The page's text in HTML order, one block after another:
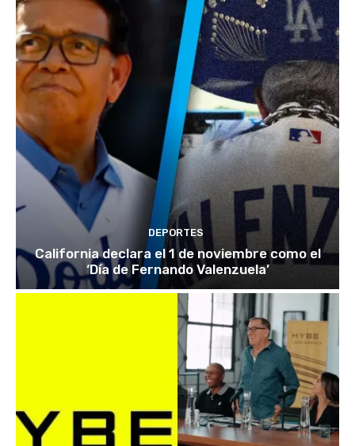
DEPORTES
California declara el 1 de noviembre como el
‘Día de Fernando Valenzuela’